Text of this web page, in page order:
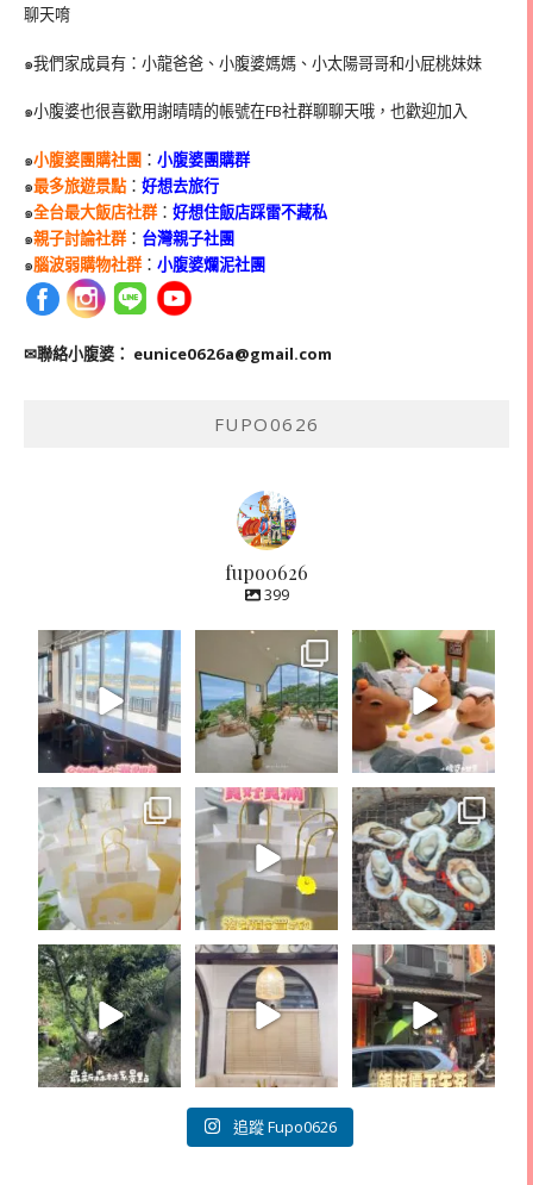
聊天唷
๑我們家成員有：小龍爸爸、小腹婆媽媽、小太陽哥哥和小屁桃妹妹
๑小腹婆也很喜歡用謝晴晴的帳號在FB社群聊聊天哦，也歡迎加入
๑小腹婆團購社團 ： 小腹婆團購群
๑最多旅遊景點： 好想去旅行
๑全台最大飯店社群： 好想住飯店踩雷不藏私
๑親子討論社群： 台灣親子社團
๑腦波弱購物社群： 小腹婆爛泥社團
✉聯絡小腹婆： eunice0626a@gmail.com
FUPO0626
fupo0626
399
追蹤 Fupo0626